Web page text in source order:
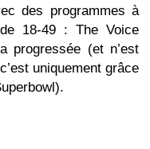
des programmes à
18-49 : The Voice
progressée (et n’est
uniquement grâce